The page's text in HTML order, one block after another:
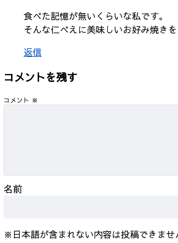
食べた記憶が無いくらいな私です。
そんな仁べえに美味しいお好み焼きを
返信
コメントを残す
コメント ※
名前
※日本語が含まれない内容は投稿できませ